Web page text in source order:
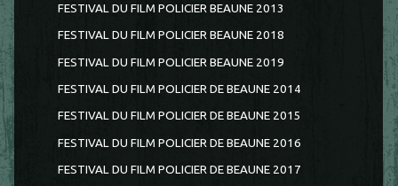
FESTIVAL DU FILM POLICIER BEAUNE 2013
FESTIVAL DU FILM POLICIER BEAUNE 2018
FESTIVAL DU FILM POLICIER BEAUNE 2019
FESTIVAL DU FILM POLICIER DE BEAUNE 2014
FESTIVAL DU FILM POLICIER DE BEAUNE 2015
FESTIVAL DU FILM POLICIER DE BEAUNE 2016
FESTIVAL DU FILM POLICIER DE BEAUNE 2017